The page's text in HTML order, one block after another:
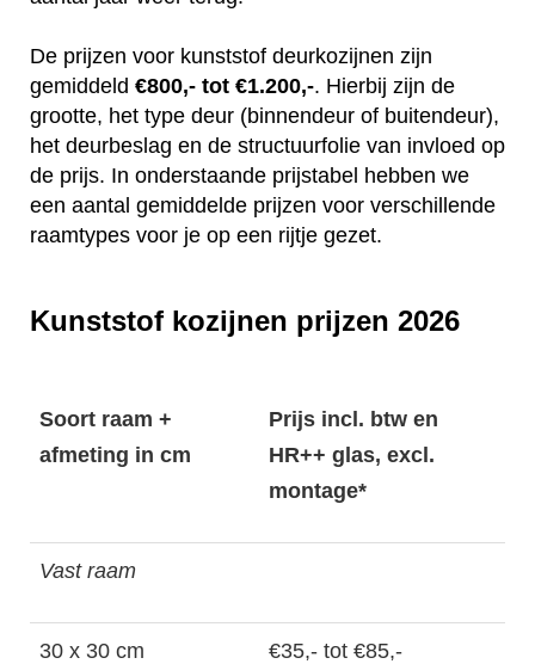
De prijzen voor kunststof deurkozijnen zijn
gemiddeld €800,- tot €1.200,-. Hierbij zijn de
grootte, het type deur (binnendeur of buitendeur),
het deurbeslag en de structuurfolie van invloed op
de prijs. In onderstaande prijstabel hebben we
een aantal gemiddelde prijzen voor verschillende
raamtypes voor je op een rijtje gezet.
Kunststof kozijnen prijzen 2026
Soort raam +
afmeting in cm
Prijs incl. btw en
HR++ glas, excl.
montage*
Vast raam
30 x 30 cm €35,- tot €85,-